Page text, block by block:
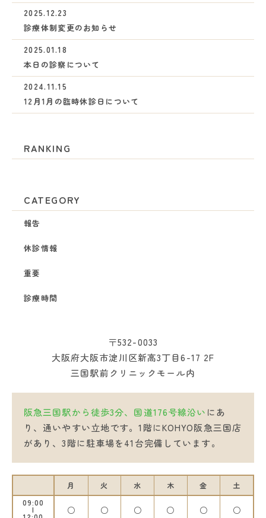
2025.12.23
診療体制変更のお知らせ
2025.01.18
本日の診察について
2024.11.15
12月1月の臨時休診日について
RANKING
CATEGORY
報告
休診情報
重要
診療時間
〒532-0033
大阪府大阪市淀川区新高3丁目6-17 2F
三国駅前クリニックモール内
阪急三国駅から徒歩3分、国道176号線沿い にあ
り、通いやすい立地です。1階にKOHYO阪急三国店
があり、3階に駐車場を41台完備しています。
月 火 水 木 金
土
09:00
○ ○ ○ ○ ○ ○